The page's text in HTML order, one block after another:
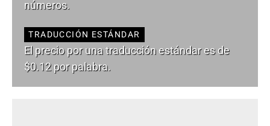
números.
TRADUCCIÓN ESTÁNDAR
El precio por una traducción estándar es de
$0.12 por palabra.